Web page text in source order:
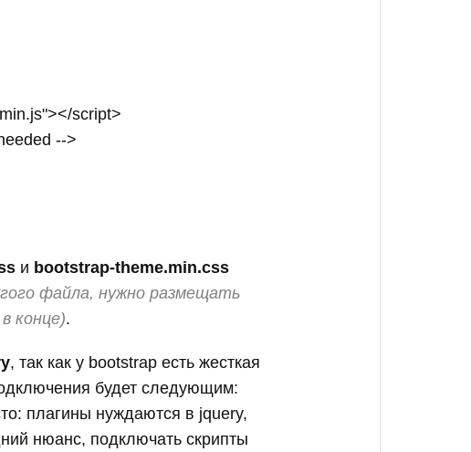
script>
needed -->
и bootstrap-theme.min.css
файла, нужно размещать
конце).
, так как у bootstrap есть жесткая
будет следующим:
плагины нуждаются в jquery,
нюанс, подключать скрипты